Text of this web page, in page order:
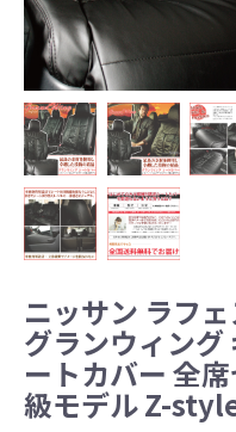
ニッサン ラフ
グランウィング
ートカバー 全
級モデル Z-